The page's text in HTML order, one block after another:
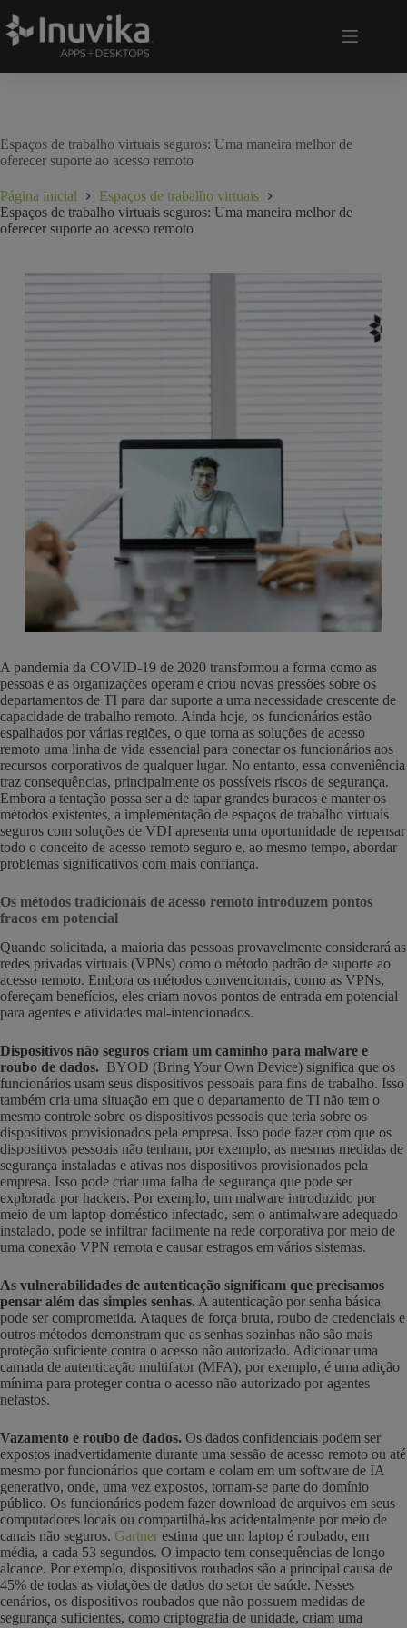
Espaços de trabalho virtuais seguros: Uma maneira melhor de
oferecer suporte ao acesso remoto
Página inicial
Espaços de trabalho virtuais
Espaços de trabalho virtuais seguros: Uma maneira melhor de
oferecer suporte ao acesso remoto
A pandemia da COVID-19 de 2020 transformou a forma como as
pessoas e as organizações operam e criou novas pressões sobre os
departamentos de TI para dar suporte a uma necessidade crescente de
capacidade de trabalho remoto. Ainda hoje, os funcionários estão
espalhados por várias regiões, o que torna as soluções de acesso
remoto uma linha de vida essencial para conectar os funcionários aos
recursos corporativos de qualquer lugar. No entanto, essa conveniência
traz consequências, principalmente os possíveis riscos de segurança.
Embora a tentação possa ser a de tapar grandes buracos e manter os
métodos existentes, a implementação de espaços de trabalho virtuais
seguros com soluções de VDI apresenta uma oportunidade de repensar
todo o conceito de acesso remoto seguro e, ao mesmo tempo, abordar
problemas significativos com mais confiança.
Os métodos tradicionais de acesso remoto introduzem pontos
fracos em potencial
Quando solicitada, a maioria das pessoas provavelmente considerará as
redes privadas virtuais (VPNs) como o método padrão de suporte ao
acesso remoto. Embora os métodos convencionais, como as VPNs,
ofereçam benefícios, eles criam novos pontos de entrada em potencial
para agentes e atividades mal-intencionados.
Dispositivos não seguros criam um caminho para malware e
roubo de dados. BYOD (Bring Your Own Device) significa que os
funcionários usam seus dispositivos pessoais para fins de trabalho. Isso
também cria uma situação em que o departamento de TI não tem o
mesmo controle sobre os dispositivos pessoais que teria sobre os
dispositivos provisionados pela empresa. Isso pode fazer com que os
dispositivos pessoais não tenham, por exemplo, as mesmas medidas de
segurança instaladas e ativas nos dispositivos provisionados pela
empresa. Isso pode criar uma falha de segurança que pode ser
explorada por hackers. Por exemplo, um malware introduzido por
meio de um laptop doméstico infectado, sem o antimalware adequado
instalado, pode se infiltrar facilmente na rede corporativa por meio de
uma conexão VPN remota e causar estragos em vários sistemas.
As vulnerabilidades de autenticação significam que precisamos
pensar além das simples senhas. A autenticação por senha básica
pode ser comprometida. Ataques de força bruta, roubo de credenciais e
outros métodos demonstram que as senhas sozinhas não são mais
proteção suficiente contra o acesso não autorizado. Adicionar uma
camada de autenticação multifator (MFA), por exemplo, é uma adição
mínima para proteger contra o acesso não autorizado por agentes
nefastos.
Vazamento e roubo de dados. Os dados confidenciais podem ser
expostos inadvertidamente durante uma sessão de acesso remoto ou até
mesmo por funcionários que cortam e colam em um software de IA
generativo, onde, uma vez expostos, tornam-se parte do domínio
público. Os funcionários podem fazer download de arquivos em seus
computadores locais ou compartilhá-los acidentalmente por meio de
canais não seguros. Gartner estima que um laptop é roubado, em
média, a cada 53 segundos. O impacto tem consequências de longo
alcance. Por exemplo, dispositivos roubados são a principal causa de
45% de todas as violações de dados do setor de saúde. Nesses
cenários, os dispositivos roubados que não possuem medidas de
segurança suficientes, como criptografia de unidade, criam uma